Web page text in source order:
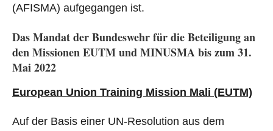
(AFISMA) aufgegangen ist.
Das Mandat der Bundeswehr für die Beteiligung an
den Missionen EUTM und MINUSMA bis zum 31.
Mai 2022
European Union Training Mission Mali (EUTM)
Auf der Basis einer UN-Resolution aus dem